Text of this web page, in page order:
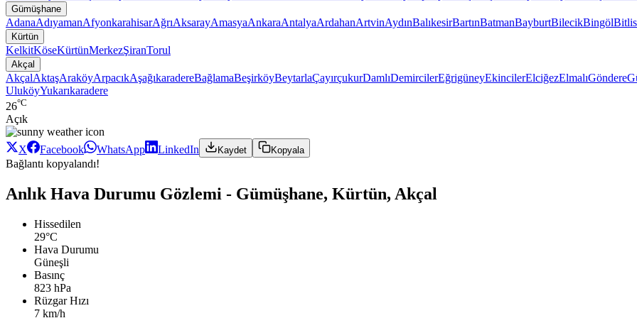
Gümüşhane
AdanaAdıyamanAfyonkarahisarAğrıAksarayAmasyaAnkaraAntalyaArdahanArtvinAydınBalıkesirBartınBatmanBayburtBilecikBingölBitlis
Kürtün
KelkitKöseKürtünMerkezŞiranTorul
Akçal
AkçalAktaşAraköyArpacıkAşağıkaradereBağlamaBeşirköyBeytarlaÇayırçukurDamlıDemircilerEğrigüneyEkincilerElciğezElmalıGöndere
UluköyYukarıkaradere
26°C
Açık
X Facebook WhatsApp LinkedIn Kaydet Kopyala
Bağlantı kopyalandı!
Anlık Hava Durumu Gözlemi - Gümüşhane, Kürtün, Akçal
Hissedilen
29°C
Hava Durumu
Güneşli
Basınç
823 hPa
Rüzgar Hızı
7 km/h